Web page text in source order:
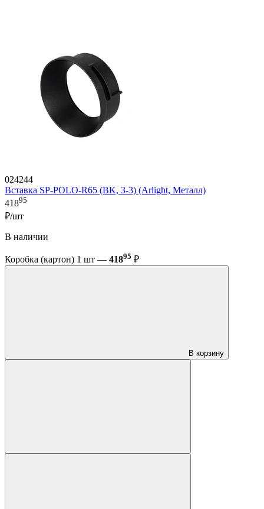
024244
Вставка SP-POLO-R65 (BK, 3-3) (Arlight, Металл)
41895
₽/шт
В наличии
Коробка (картон) 1 шт — 41895 ₽
В корзину